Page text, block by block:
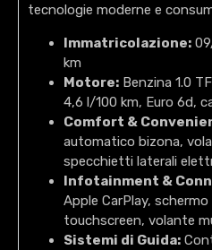
tecnologie moderne e
Immatricolazione:
km
Motore: Benzina 1.0
4,6 l/100 km, Euro 6d,
Comfort &
automatico bizona,
specchietti laterali
Infotainment &
Apple CarPlay,
touchscreen, volante
Sistemi di Guida: